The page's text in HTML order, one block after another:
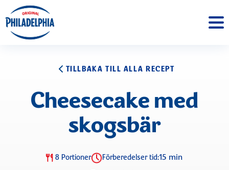
TILLBAKA TILL ALLA RECEPT
Cheesecake med
skogsbär
8 Portioner Förberedelser tid:15 min